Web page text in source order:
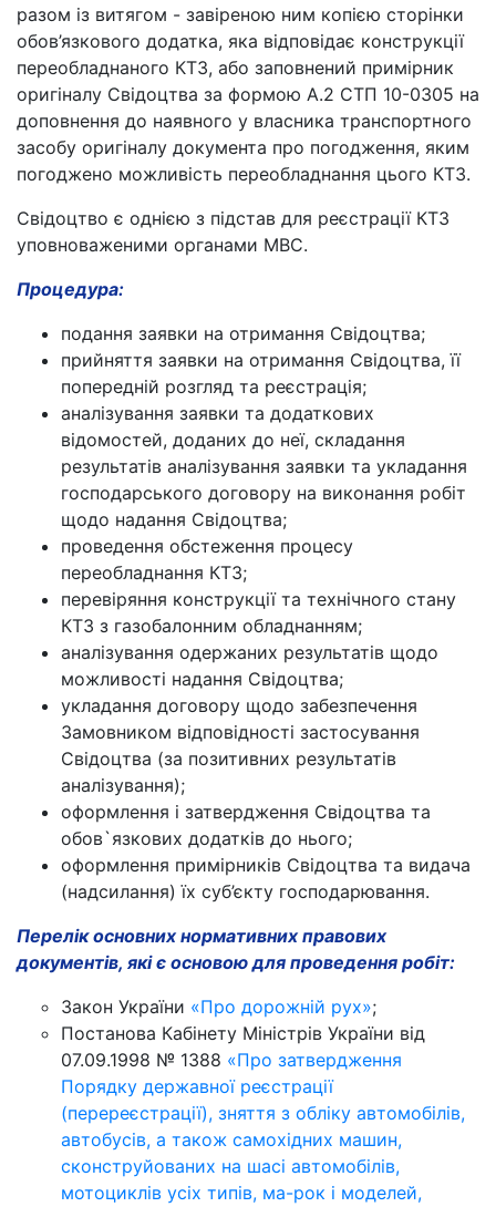
разом із витягом - завіреною ним копією сторінки
обов’язкового додатка, яка відповідає конструкції
переобладнаного КТЗ, або заповнений примірник
оригіналу Свідоцтва за формою А.2 СТП 10-0305 на
доповнення до наявного у власника транспортного
засобу оригіналу документа про погодження, яким
погоджено можливість переобладнання цього КТЗ.
Свідоцтво є однією з підстав для реєстрації КТЗ
уповноваженими органами МВС.
Процедура:
подання заявки на отримання Свідоцтва;
прийняття заявки на отримання Свідоцтва, її
попередній розгляд та реєстрація;
аналізування заявки та додаткових
відомостей, доданих до неї, складання
результатів аналізування заявки та укладання
господарського договору на виконання робіт
щодо надання Свідоцтва;
проведення обстеження процесу
переобладнання КТЗ;
перевіряння конструкції та технічного стану
КТЗ з газобалонним обладнанням;
аналізування одержаних результатів щодо
можливості надання Свідоцтва;
укладання договору щодо забезпечення
Замовником відповідності застосування
Свідоцтва (за позитивних результатів
аналізування);
оформлення і затвердження Свідоцтва та
обов`язкових додатків до нього;
оформлення примірників Свідоцтва та видача
(надсилання) їх суб’єкту господарювання.
Перелік основних нормативних правових
документів, які є основою для проведення робіт:
Закон України «Про дорожній рух»;
Постанова Кабінету Міністрів України від
07.09.1998 № 1388 «Про затвердження
Порядку державної реєстрації
(перереєстрації), зняття з обліку автомобілів,
автобусів, а також самохідних машин,
сконструйованих на шасі автомобілів,
мотоциклів усіх типів, ма-рок і моделей,